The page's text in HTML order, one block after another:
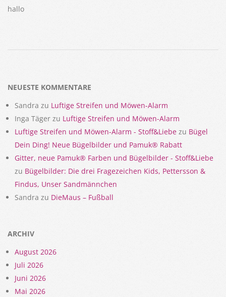
hallo
NEUESTE KOMMENTARE
Sandra zu Luftige Streifen und Möwen-Alarm
Inga Täger zu Luftige Streifen und Möwen-Alarm
Luftige Streifen und Möwen-Alarm - Stoff&Liebe zu Bügel
Dein Ding! Neue Bügelbilder und Pamuk® Rabatt
Gitter, neue Pamuk® Farben und Bügelbilder - Stoff&Liebe
zu Bügelbilder: Die drei Fragezeichen Kids, Pettersson &
Findus, Unser Sandmännchen
Sandra zu DieMaus – Fußball
ARCHIV
August 2026
Juli 2026
Juni 2026
Mai 2026